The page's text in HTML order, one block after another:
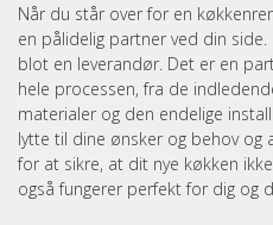
Når du står over for en
en pålidelig partner ved din
blot en leverandør. Det er en
hele processen, fra de
materialer og den endelige
lytte til dine ønsker og behov
for at sikre, at dit nye køkken
også fungerer perfekt for dig og